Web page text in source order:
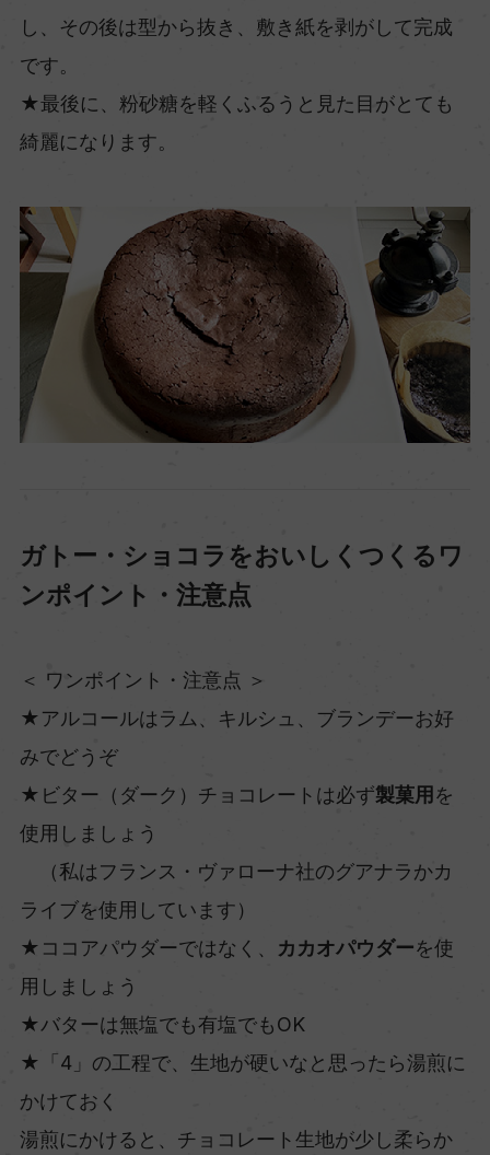
し、その後は型から抜き、敷き紙を剥がして完成
です。
★最後に、粉砂糖を軽くふるうと見た目がとても
綺麗になります。
ガトー・ショコラをおいしくつくるワ
ンポイント・注意点
＜ ワンポイント・注意点 ＞
★アルコールはラム、キルシュ、ブランデーお好
みでどうぞ
★ビター（ダーク）チョコレートは必ず製菓用 を
使用しましょう
（私はフランス・ヴァローナ社のグアナラかカ
ライブを使用しています）
★ココアパウダーではなく、 カカオパウダーを使
用しましょう
★バターは無塩でも有塩でもOK
★「4」の工程で、生地が硬いなと思ったら湯煎に
かけておく
湯煎にかけると、チョコレート生地が少し柔らか